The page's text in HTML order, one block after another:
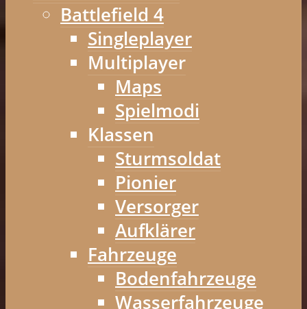
Battlefield 4
Singleplayer
Multiplayer
Maps
Spielmodi
Klassen
Sturmsoldat
Pionier
Versorger
Aufklärer
Fahrzeuge
Bodenfahrzeuge
Wasserfahrzeuge